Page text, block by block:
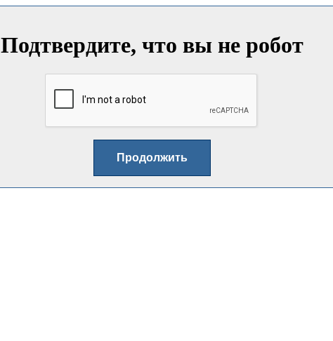
Подтвердите, что вы не робот
Продолжить